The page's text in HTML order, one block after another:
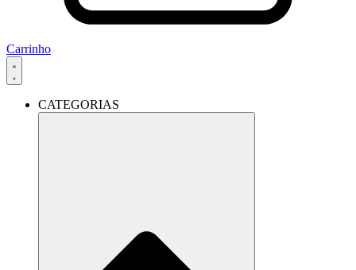
Carrinho
CATEGORIAS